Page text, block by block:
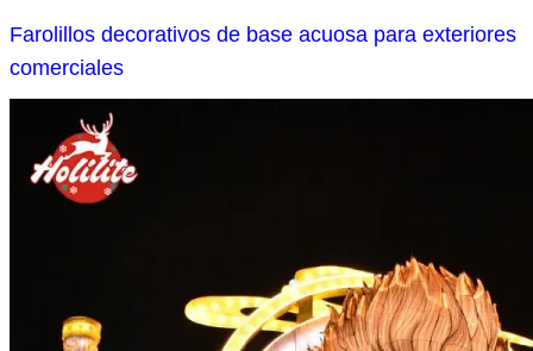
Farolillos decorativos de base acuosa para exteriores
comerciales